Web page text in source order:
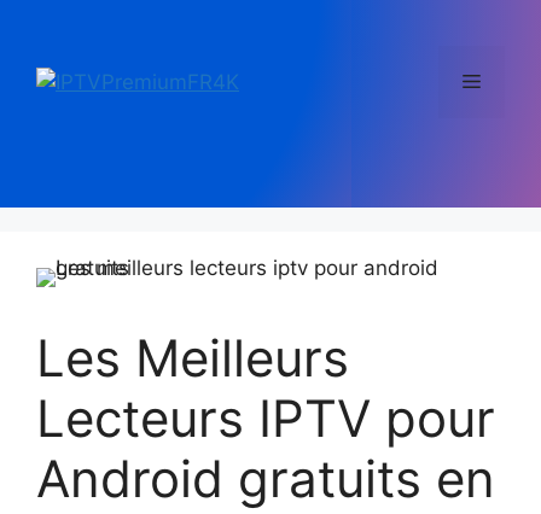
Les Meilleurs
Lecteurs IPTV pour
Android gratuits en